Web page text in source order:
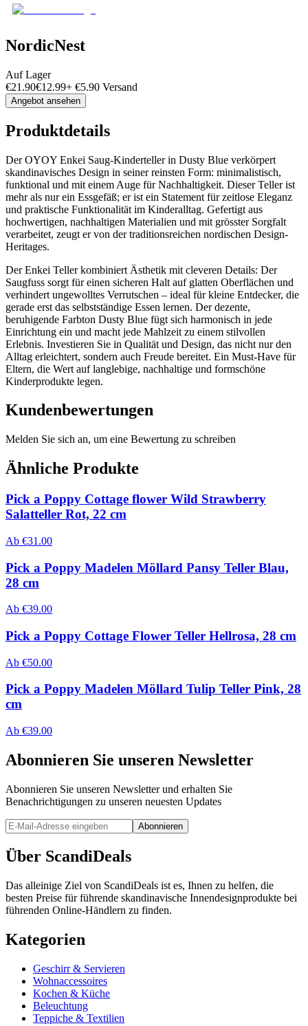
NordicNest
Auf Lager
€21.90€12.99+ €5.90 Versand
Angebot ansehen
Produktdetails
Der OYOY Enkei Saug-Kinderteller in Dusty Blue verkörpert
skandinavisches Design in seiner reinsten Form: minimalistisch,
funktional und mit einem Auge für Nachhaltigkeit. Dieser Teller ist
mehr als nur ein Essgefäß; er ist ein Statement für zeitlose Eleganz
und praktische Funktionalität im Kinderalltag. Gefertigt aus
hochwertigen, nachhaltigen Materialien und mit grösster Sorgfalt
verarbeitet, zeugt er von der traditionsreichen nordischen Design-
Heritages.
Der Enkei Teller kombiniert Ästhetik mit cleveren Details: Der
Saugfuss sorgt für einen sicheren Halt auf glatten Oberflächen und
verhindert ungewolltes Verrutschen – ideal für kleine Entdecker, die
gerade erst das selbstständige Essen lernen. Der dezente,
beruhigende Farbton Dusty Blue fügt sich harmonisch in jede
Einrichtung ein und macht jede Mahlzeit zu einem stilvollen
Erlebnis. Investieren Sie in Qualität und Design, das nicht nur den
Alltag erleichtert, sondern auch Freude bereitet. Ein Must-Have für
Eltern, die Wert auf langlebige, nachhaltige und formschöne
Kinderprodukte legen.
Kundenbewertungen
Melden Sie sich an, um eine Bewertung zu schreiben
Ähnliche Produkte
Pick a Poppy Cottage flower Wild Strawberry
Salatteller Rot, 22 cm
Ab €31.00
Pick a Poppy Madelen Möllard Pansy Teller Blau,
28 cm
Ab €39.00
Pick a Poppy Cottage Flower Teller Hellrosa, 28 cm
Ab €50.00
Pick a Poppy Madelen Möllard Tulip Teller Pink, 28
cm
Ab €39.00
Abonnieren Sie unseren Newsletter
Abonnieren Sie unseren Newsletter und erhalten Sie
Benachrichtigungen zu unseren neuesten Updates
Abonnieren
Über ScandiDeals
Das alleinige Ziel von ScandiDeals ist es, Ihnen zu helfen, die
besten Preise für führende skandinavische Innendesignprodukte bei
führenden Online-Händlern zu finden.
Kategorien
Geschirr & Servieren
Wohnaccessoires
Kochen & Küche
Beleuchtung
Teppiche & Textilien